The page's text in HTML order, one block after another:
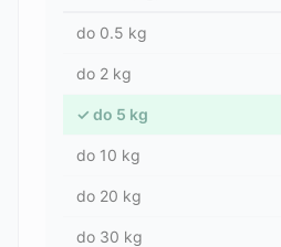
do 0.5 kg
do 2 kg
✓ do 5 kg
do 10 kg
do 20 kg
do 30 kg